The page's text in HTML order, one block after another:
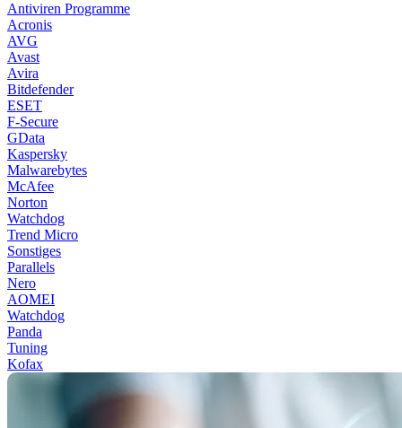
Antiviren Programme
Acronis
AVG
Avast
Avira
Bitdefender
ESET
F-Secure
GData
Kaspersky
Malwarebytes
McAfee
Norton
Watchdog
Trend Micro
Sonstiges
Parallels
Nero
AOMEI
Watchdog
Panda
Tuning
Kofax